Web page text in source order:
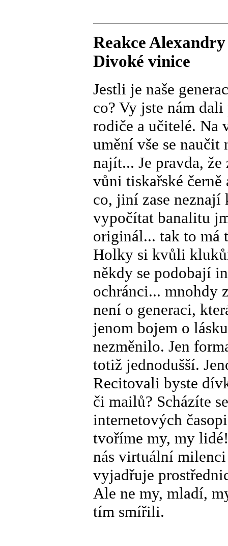
Reakce
Divoké vinice
Jestli je naše
co? Vy jste nám
rodiče a učitelé. Na
umění vše se naučit
najít... Je pravda, že
vůni tiskařské
co, jiní zase
vypočítat banalitu
originál... tak to má
Holky si kvůli
někdy se podobají
ochránci... mnohdy
není o generaci,
jenom bojem o
nezměnilo. Jen
totiž jednodušší.
Recitovali byste
či mailů? Scházíte
internetových
tvoříme my, my
nás virtuální milenci
vyjadřuje
Ale ne my, mladí,
tím smířili.